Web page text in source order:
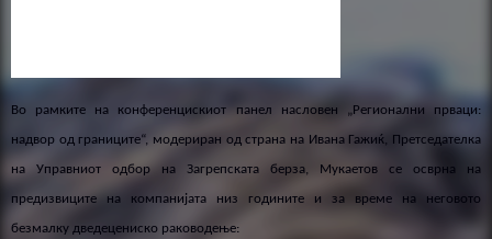
Во рамките на конференцискиот панел насловен „Регионални прваци:
надвор од границите“, модериран од страна на Ивана Гажиќ, Претседателка
на Управниот одбор на Загрепската берза, Мукаетов се осврна на
предизвиците на компанијата низ годините и за време на неговото
безмалку дведецениско раководење: